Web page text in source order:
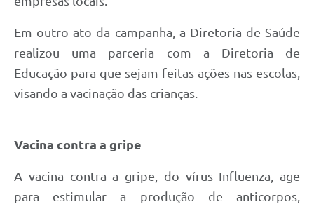
Em outro ato da campanha, a Diretoria de Saúde
realizou uma parceria com a Diretoria de
Educação para que sejam feitas ações nas escolas,
visando a vacinação das crianças.
Vacina contra a gripe
A vacina contra a gripe, do vírus Influenza, age
para estimular a produção de anticorpos,